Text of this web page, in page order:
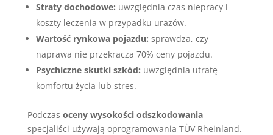
Straty dochodowe: uwzględnia czas niepracy i
koszty leczenia w przypadku urazów.
Wartość rynkowa pojazdu: sprawdza, czy
naprawa nie przekracza 70% ceny pojazdu.
Psychiczne skutki szkód: uwzględnia utratę
komfortu życia lub stres.
Podczas oceny wysokości odszkodowania
specjaliści używają oprogramowania TÜV Rheinland.